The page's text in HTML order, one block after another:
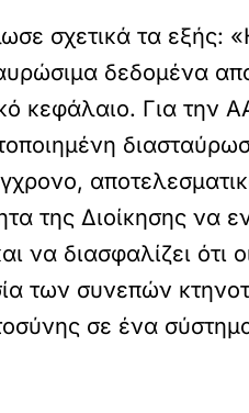
σχετικά τα εξής:
δεδομένα
κεφάλαιο. Για την
Διοίκησης να
να διασφαλίζει ότι
των συνεπών
σε ένα